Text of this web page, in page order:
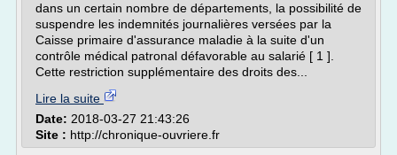
dans un certain nombre de départements, la possibilité de
suspendre les indemnités journalières versées par la
Caisse primaire d'assurance maladie à la suite d'un
contrôle médical patronal défavorable au salarié [ 1 ].
Cette restriction supplémentaire des droits des...
Lire la suite
Date: 2018-03-27 21:43:26
Site : http://chronique-ouvriere.fr